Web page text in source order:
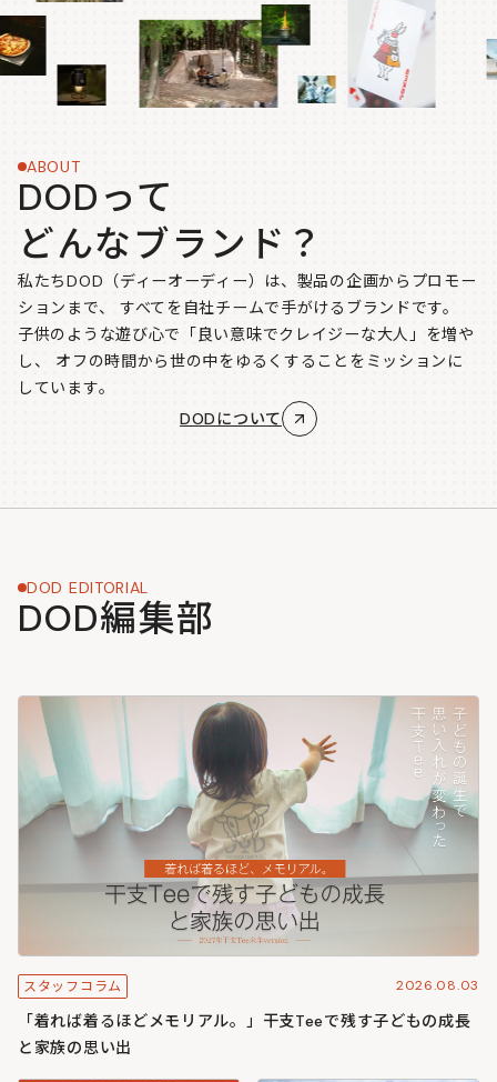
ABOUT
DODって
どんなブランド？
私たちDOD（ディーオーディー）は、製品の企画からプロモー
ションまで、
すべてを自社チームで手がけるブランドです。
子供のような遊び心で「良い意味でクレイジーな大人」を増や
し、
オフの時間から世の中をゆるくすることをミッションに
しています。
DODについて
DOD EDITORIAL
DOD編集部
スタッフコラム 2026.08.03
「着れば着るほどメモリアル。」干支Teeで残す子どもの成長
と家族の思い出